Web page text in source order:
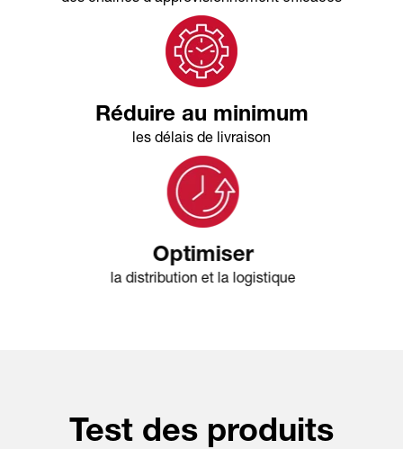
Réduire au minimum
les délais de livraison
Optimiser
la distribution et la logistique
Test des produits